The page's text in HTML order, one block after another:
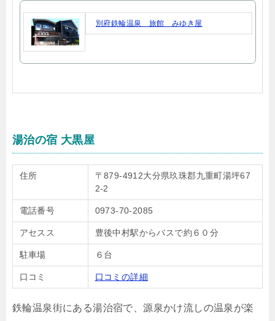
別府鉄輪温泉 旅館 みゆき屋
湯治の宿 大黒屋
住所
〒879-4912大分県玖珠郡九重町湯坪67
2-2
電話番号 0973-70-2085
アセスス 豊後中村駅からバスで約６０分
駐車場 ６台
口コミ 口コミの詳細
鉄輪温泉街にある湯治宿で、源泉かけ流しの温泉が楽